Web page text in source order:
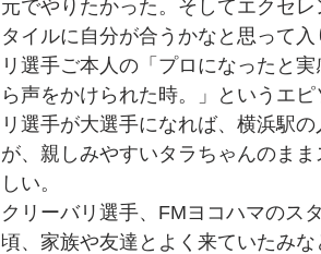
元でやりたかった。そしてエクセ
タイルに自分が合うかなと思って
リ選手ご本人の「プロになったと
ら声をかけられた時。」というエ
リ選手が大選手になれば、横浜駅
が、親しみやすいタラちゃんのま
しい。
クリーバリ選手、FMヨコハマのス
頃、家族や友達とよく来ていたみな